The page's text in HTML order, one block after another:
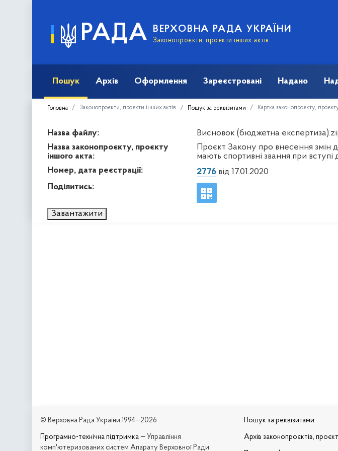
РАДА ВЕРХОВНА РАДА УКРАЇНИ
Законопроєкти, проєкти інших актів
Пошук Архів Оформлення Зареєстровані Надано
Головна Законопроєкти, проєкти інших актів Пошук за реквізитами Картка законопроєкту,
Назва файлу:
Висновок (бюджетна
Назва законопроєкту, проєкту
іншого акта:
Проєкт Закону про внесення змін
мають спортивні звання при вступі
Номер, дата реєстрації:
2776від 17.01.2020
Поділитись:
Завантажити
© Верховна Рада України 1994—2026
Програмно-технічна підтримка — Управління
комп'ютеризованих систем Апарату Верховної Ради
Пошук за реквізитами
Архів законопроєктів,